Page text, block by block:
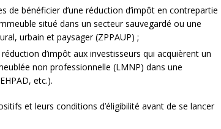
de bénéficier d’une réduction d’impôt en contrepartie
situé dans un secteur sauvegardé ou une
urbain et paysager (ZPPAUP) ;
d’impôt aux investisseurs qui acquièrent un
non professionnelle (LMNP) dans une
etc.).
et leurs conditions d’éligibilité avant de se lancer